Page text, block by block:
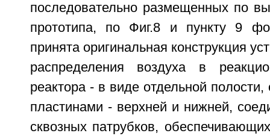
последовательно размещенных по
прототипа, по Фиг.8 и пункту 9
принята оригинальная конструкция
распределения воздуха в
реактора - в виде отдельной
пластинами - верхней и нижней,
сквозных патрубков,